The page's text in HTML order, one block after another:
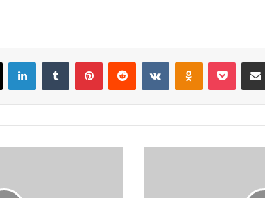
X LinkedinTumblr PinterestReddit VKontakteOdnoklassniki
Pocket